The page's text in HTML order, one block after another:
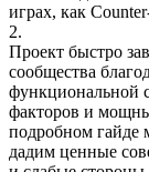
играх, как
2.
Проект быстро
сообщества
функциональной
факторов и
подробном гайде
дадим ценные